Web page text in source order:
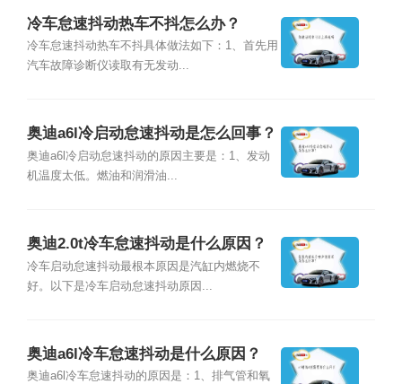
冷车怠速抖动热车不抖怎么办？
冷车怠速抖动热车不抖具体做法如下：1、首先用
汽车故障诊断仪读取有无发动...
奥迪a6l冷启动怠速抖动是怎么回事？
奥迪a6l冷启动怠速抖动的原因主要是：1、发动
机温度太低。燃油和润滑油...
奥迪2.0t冷车怠速抖动是什么原因？
冷车启动怠速抖动最根本原因是汽缸内燃烧不
好。以下是冷车启动怠速抖动原因...
奥迪a6l冷车怠速抖动是什么原因？
奥迪a6l冷车怠速抖动的原因是：1、排气管和氧